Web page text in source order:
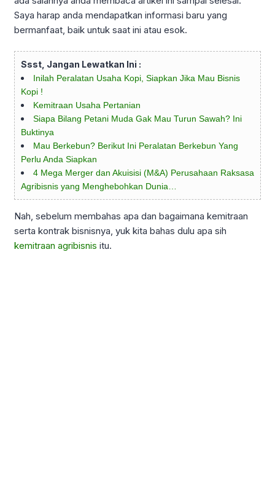
Saya harap anda mendapatkan informasi baru yang
bermanfaat, baik untuk saat ini atau esok.
Ssst, Jangan Lewatkan Ini :
Inilah Peralatan Usaha Kopi, Siapkan Jika Mau Bisnis
Kopi !
Kemitraan Usaha Pertanian
Siapa Bilang Petani Muda Gak Mau Turun Sawah? Ini
Buktinya
Mau Berkebun? Berikut Ini Peralatan Berkebun Yang
Perlu Anda Siapkan
4 Mega Merger dan Akuisisi (M&A) Perusahaan Raksasa
Agribisnis yang Menghebohkan Dunia…
Nah, sebelum membahas apa dan bagaimana kemitraan
serta kontrak bisnisnya, yuk kita bahas dulu apa sih
kemitraan agribisnis itu.